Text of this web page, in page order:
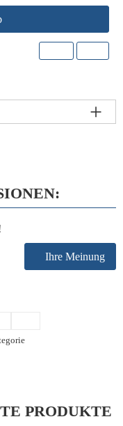
Ihre Meinung
PRODUKTE